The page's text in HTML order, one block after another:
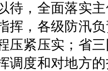
待，全面落实
挥，各级防汛
压紧压实；省
调度和对地方